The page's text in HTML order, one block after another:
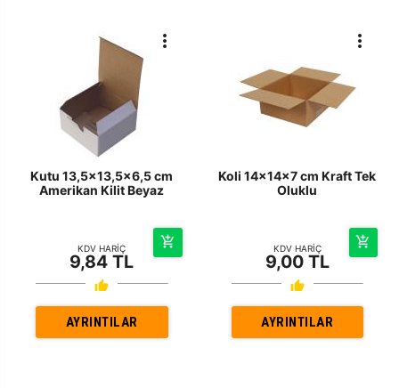
Kutu 13,5x13,5x6,5 cm
Amerikan Kilit Beyaz
KDV HARİÇ
9,84 TL
AYRINTILAR
Koli 14x14x7 cm Kraft Tek
Oluklu
KDV HARİÇ
9,00 TL
AYRINTILAR